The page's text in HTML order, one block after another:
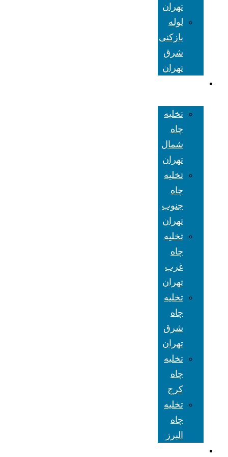
تهران
لوله
بازکنی
شرق
تهران
تخلیه
چاه
شمال
تهران
تخلیه
چاه
جنوب
تهران
تخلیه
چاه
غرب
تهران
تخلیه
چاه
شرق
تهران
تخلیه
چاه
کرج
تخلیه
چاه
البرز